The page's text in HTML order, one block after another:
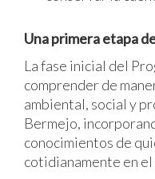
Una primera etapa
La fase inicial del
comprender de
ambiental, social y
Bermejo,
conocimientos de
cotidianamente en